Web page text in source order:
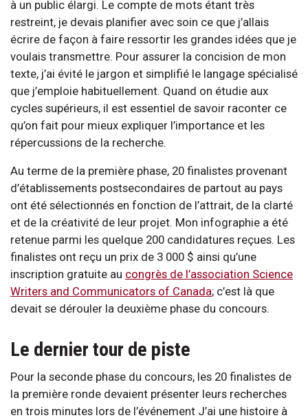
à un public élargi. Le compte de mots étant très
restreint, je devais planifier avec soin ce que j’allais
écrire de façon à faire ressortir les grandes idées que je
voulais transmettre. Pour assurer la concision de mon
texte, j’ai évité le jargon et simplifié le langage spécialisé
que j’emploie habituellement. Quand on étudie aux
cycles supérieurs, il est essentiel de savoir raconter ce
qu’on fait pour mieux expliquer l’importance et les
répercussions de la recherche.
Au terme de la première phase, 20 finalistes provenant
d’établissements postsecondaires de partout au pays
ont été sélectionnés en fonction de l’attrait, de la clarté
et de la créativité de leur projet. Mon infographie a été
retenue parmi les quelque 200 candidatures reçues. Les
finalistes ont reçu un prix de 3 000 $ ainsi qu’une
inscription gratuite au congrès de l’association Science
Writers and Communicators of Canada; c’est là que
devait se dérouler la deuxième phase du concours.
Le dernier tour de piste
Pour la seconde phase du concours, les 20 finalistes de
la première ronde devaient présenter leurs recherches
en trois minutes lors de l’événement J’ai une histoire à